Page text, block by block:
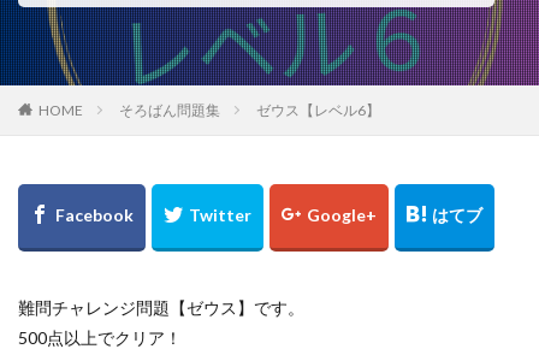
HOME そろばん問題集 ゼウス【レベル6】
難問チャレンジ問題【ゼウス】です。
500点以上でクリア！